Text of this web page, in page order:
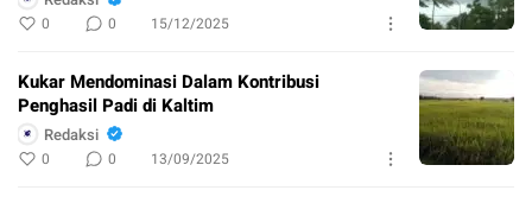
0 0 15/12/2025
Kukar Mendominasi Dalam Kontribusi
Penghasil Padi di Kaltim
Redaksi
0 0 13/09/2025